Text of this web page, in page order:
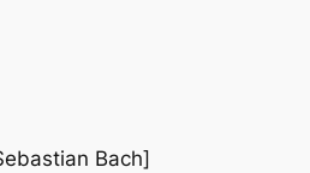
Bach]